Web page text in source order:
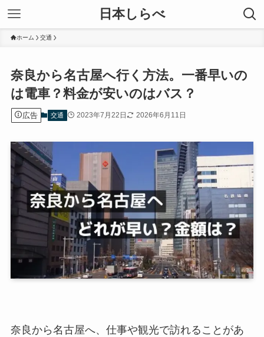
日本しらべ
ホーム 交通
奈良から名古屋へ行く方法。一番早いの
は電車？料金が安いのはバス？
広告 交通 2023年7月22日 2026年6月11日
奈良から名古屋へ、仕事や観光で訪れることがあ